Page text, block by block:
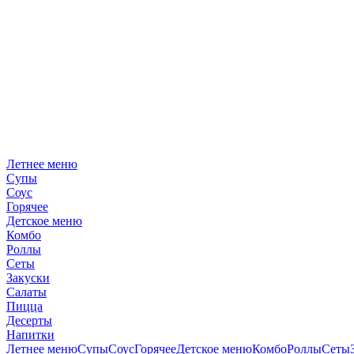
Летнее меню
Супы
Соус
Горячее
Детское меню
Комбо
Роллы
Сеты
Закуски
Салаты
Пицца
Десерты
Напитки
Летнее менюСупыСоусГорячееДетское менюКомбоРоллыСеты